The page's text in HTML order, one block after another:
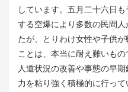
しています。五月二十六日
する空爆により多数の民間
たが、とりわけ女性や子供
ことは、本当に耐え難いもの
人道状況の改善や事態の早
力を粘り強く積極的に行って